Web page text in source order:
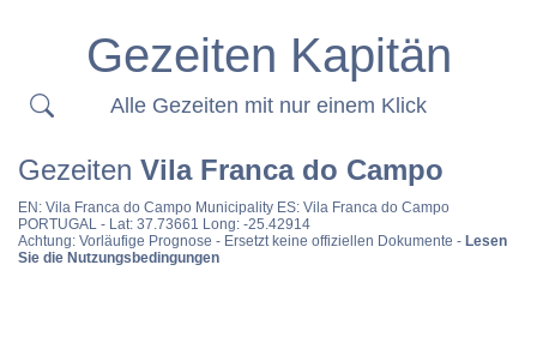
Gezeiten Kapitän
Alle Gezeiten mit nur einem Klick
Gezeiten Vila Franca do Campo
EN: Vila Franca do Campo Municipality ES: Vila Franca do Campo
PORTUGAL - Lat: 37.73661 Long: -25.42914
Achtung: Vorläufige Prognose - Ersetzt keine offiziellen Dokumente - Lesen
Sie die Nutzungsbedingungen